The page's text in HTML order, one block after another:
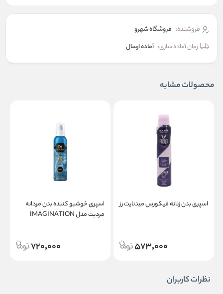
فروشنده: فروشگاه شهرو
زمان آماده سازی: آماده ارسال
محصولات مشابه
اسپری بدن زنانه فیکورس میدنایت رز
573,000
اسپری خوشبو کننده بدن مردانه
مردیت مدل IMAGINATION
720,000
نظرات کاربران